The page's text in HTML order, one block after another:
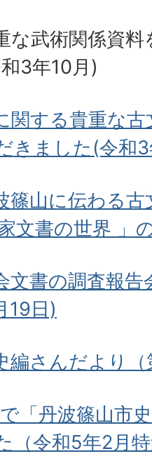
な武術関係資
3年10月)
関する貴重な
きました(令和
篠山に伝わる
文書の世界 」
文書の調査報
19日)
編さんだより（
「丹波篠山市
（令和5年2月